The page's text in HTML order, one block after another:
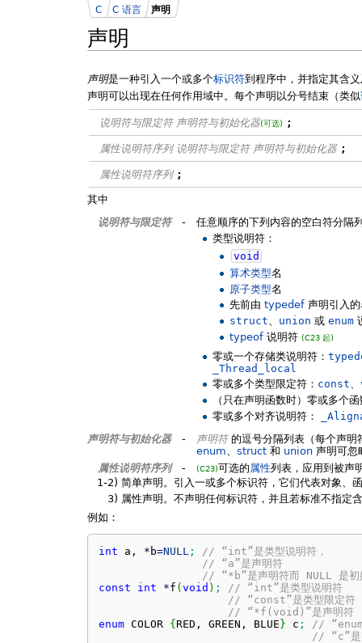
声明
C C 语言 声明
声明是一种引入一个或多个标识符到程序中，并指定其含
声明可以出现在任何作用域中。每个声明以分号结束（类似
说明符与限定符 声明符与初始化器(可选) ;
属性说明符序列 说明符与限定符 声明符与初始化器 ;
属性说明符序列 ;
其中
说明符与限定符
-
任意顺序的下列内容的空白符分隔
类型说明符：
void
算术类型名
原子类型名
先前由 typedef声明引入的
struct、 union 或 enum
typeof说明符 (C23 起)
零或一个存储类说明符：
_Thread_local
零或多个类型限定符： const、
（只在声明函数时）零或多个
零或多个对齐说明符：
声明符与初始化器
- 声明符的逗号分隔列表（每个声明
enum
struct 和 union 声明可
属性说明符序列
- (C23)可选的 属性列表，应用到被声
1-2) 简单声明。引入一或多个标识符，它们代表对象
3) 属性声明。不声明任何标识符，并且若标准不指定
例如：
int a, * b=NULL ;
// “int”是类型说明符，
// “a”是声明符
// “*b”是声明符而 NULL 是初
const
int *f (void ) ;
// “int”是类型说明符
// “const”是类型限定符
// “*f(void)”是声明符
enum COLOR {RED, GREEN, BLUE} c ;
// “enum
// “c”是